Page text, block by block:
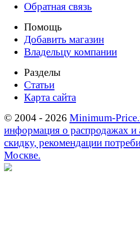
Обратная связь
Помощь
Добавить магазин
Владельцу компании
Разделы
Статьи
Карта сайта
© 2004 - 2026 Minimum-
информация о распродажах и
скидку, рекомендации
Москве.